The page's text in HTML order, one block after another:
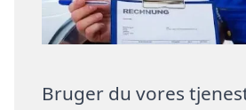
Bruger du vores